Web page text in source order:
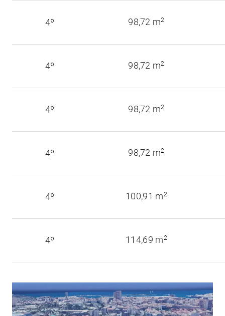
4º 98,72 m2
4º 98,72 m2
4º 98,72 m2
4º 98,72 m2
4º 100,91 m2
4º 114,69 m2